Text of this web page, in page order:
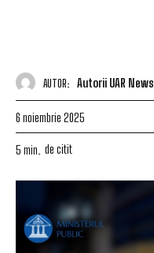
AUTOR: Autorii UAR News
6 noiembrie 2025
5 min. de citit